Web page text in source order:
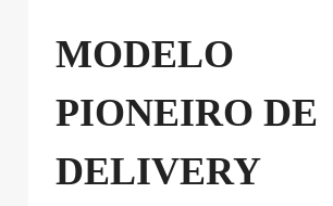
MODELO
PIONEIRO DE
DELIVERY